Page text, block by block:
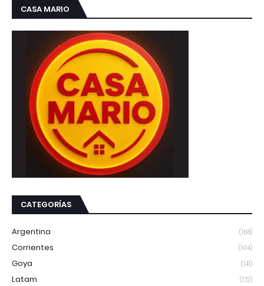
CASA MARIO
CATEGORÍAS
Argentina (168)
Corrientes (104)
Goya (141)
Latam (172)